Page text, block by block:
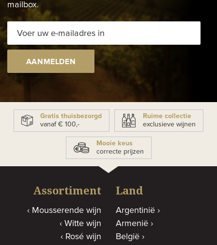
mailbox.
AANMELDEN
Gratis thuisbezorgd
vanaf € 100,-
Ruime collectie
exclusieve wijnen
Mooie keus
correcte prijzen
Assortiment
Mousserende wijn
Witte wijn
Rosé wijn
Land
Argentinië
Armenië
België